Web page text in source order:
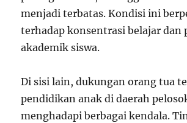
menjadi terbatas. Kondisi ini
terhadap konsentrasi belajar dan
akademik siswa.
Di sisi lain, dukungan orang tua
pendidikan anak di daerah
menghadapi berbagai kendala.